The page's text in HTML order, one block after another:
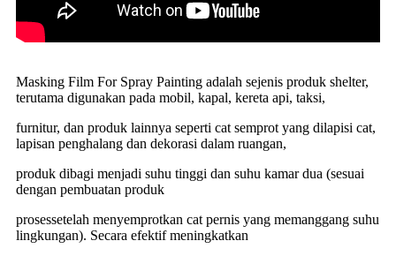
Masking Film For Spray Painting adalah sejenis produk shelter,
terutama digunakan pada mobil, kapal, kereta api, taksi,
furnitur, dan produk lainnya seperti cat semprot yang dilapisi cat,
lapisan penghalang dan dekorasi dalam ruangan,
produk dibagi menjadi suhu tinggi dan suhu kamar dua (sesuai
dengan pembuatan produk
prosessetelah menyemprotkan cat pernis yang memanggang suhu
lingkungan). Secara efektif meningkatkan